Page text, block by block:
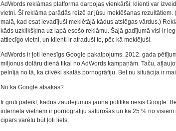
AdWords reklāmas platforma darbojas vienkārši: klienti var
vietni. Šī reklāma parādās reizē ar jūsu meklēšanas
malā, kad esat ievadījuši meklētājā kādus atslēgas vārdus.)
kāds uzklikšķina uz lapā esošo reklāmu. Šajā gadījumā visi ir
attiecīgo vietni, un klienti ir atraduši to, pēc kā meklējuši.
AdWords ir ļoti ienesīgs Google pakalpojums. 2012. gada
miljonus dolāru dienā tikai no AdWords kampaņām. Taču,
pelnīja no tā, ka cilvēki skatās pornogrāfiju. Bet nu situācija ir
No kā Google atsakās?
Ir grūti pateikt, kādus zaudējumus jaunā politika nesīs Google.
interneta vietnēm ir pornogrāfiju saturošas un ka 25 % no
cipars varētu būt ļoti liels.